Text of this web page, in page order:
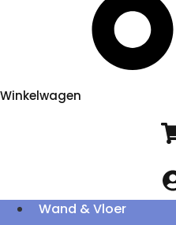
Winkelwagen
Wand & Vloer